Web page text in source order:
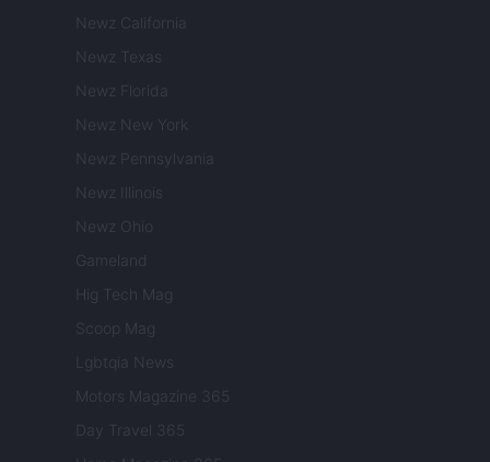
Newz California
Newz Texas
Newz Florida
Newz New York
Newz Pennsylvania
Newz Illinois
Newz Ohio
Gameland
Hig Tech Mag
Scoop Mag
Lgbtqia News
Motors Magazine 365
Day Travel 365